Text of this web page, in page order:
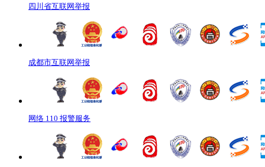
四川省互联网举报
成都市互联网举报
网络 110 报警服务